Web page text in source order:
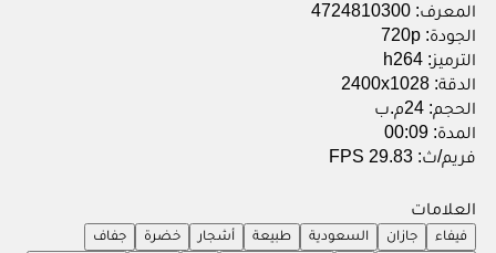
المعرف: 4724810300
الجودة: 720p
الترميز: h264
الدقة: 2400x1028
الحجم: 24م.ب
المدة: 00:09
فريم/ث: 29.83 FPS
العلامات
فيفاء جازان السعودية طبيعة أشجار خضرة
جفاف